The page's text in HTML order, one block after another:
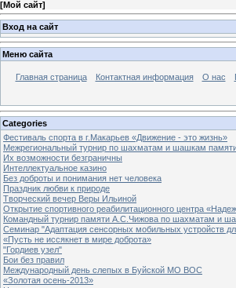
[Мой сайт]
Вход на сайт
Меню сайта
Главная страница Контактная информация О нас
Categories
Фестиваль спорта в г.Макарьев «Движение - это жизнь»
Межрегиональный турнир по шахматам и шашкам
Их возможности безграничны
Интеллектуальное казино
Без доброты и понимания нет человека
Праздник любви к природе
Творческий вечер Веры Ильиной
Открытие спортивного реабилитационного центра
Командный турнир памяти А.С.Чижова по шахматам и
Семинар "Адаптация сенсорных мобильных устройств
«Пусть не иссякнет в мире доброта»
"Гордиев узел"
Бои без правил
Международный день слепых в Буйской МО ВОС
«Золотая осень-2013»